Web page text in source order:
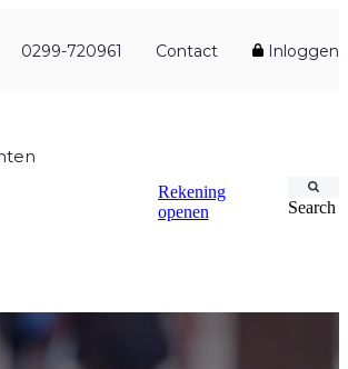
0299-720961 Contact Inloggen
Rekening
openen
Search